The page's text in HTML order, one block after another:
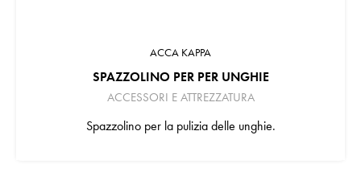
ACCA KAPPA
SPAZZOLINO PER PER UNGHIE
ACCESSORI E ATTREZZATURA
Spazzolino per la pulizia delle unghie.